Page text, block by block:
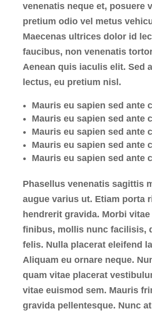
venenatis neque et, posuere
pretium odio vel metus
Maecenas ultrices dolor id
faucibus, non venenatis
Aenean quis iaculis elit. Sed
lectus, eu pretium nisl.
Mauris eu sapien sed ante
Mauris eu sapien sed ante
Mauris eu sapien sed ante
Mauris eu sapien sed ante
Mauris eu sapien sed ante
Phasellus venenatis sagittis
augue varius ut. Etiam porta
hendrerit gravida. Morbi
finibus, mollis nunc facilisis,
felis. Nulla placerat eleifend
Aliquam eu ornare neque.
quam vitae placerat
vitae euismod sem. Mauris
gravida pellentesque. Nunc